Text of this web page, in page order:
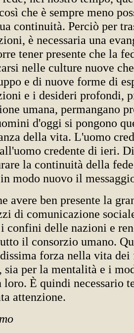
che è sempre meno
continuità. Perciò per
è necessaria una
tener presente che la
nelle culture nuove
e di nuove forme di
e i desideri profondi,
umana, permangano
d'oggi si pongono
della vita. L'uomo
credente di ieri.
la continuità della
modo nuovo il
avere ben presente la
di comunicazione
i confini delle nazioni e
il consorzio umano.
forza nella vita
sia per la mentalità e i
È quindi necessario
attenzione.